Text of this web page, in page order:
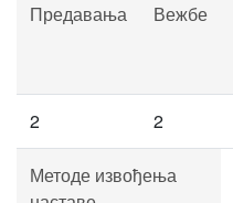
Предавања Вежбе
2 2
Методе извођења